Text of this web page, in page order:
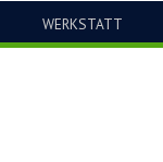
WERKSTATT